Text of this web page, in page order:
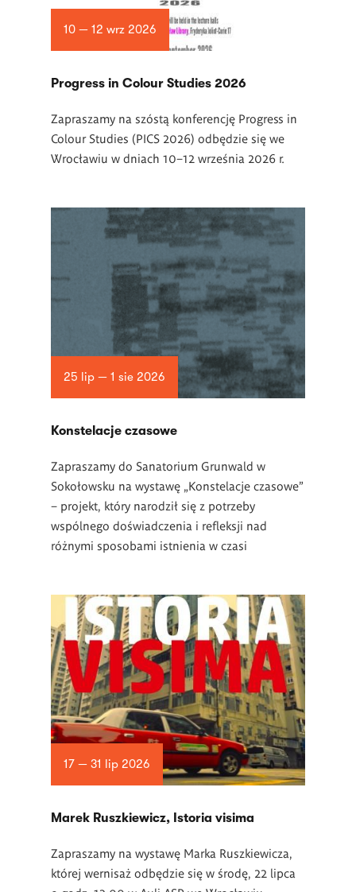
10 — 12 wrz 2026
Progress in Colour Studies 2026
Zapraszamy na szóstą konferencję Progress in
Colour Studies (PICS 2026) odbędzie się we
Wrocławiu w dniach 10–12 września 2026 r.
25 lip — 1 sie 2026
Konstelacje czasowe
Zapraszamy do Sanatorium Grunwald w
Sokołowsku na wystawę „Konstelacje czasowe”
– projekt, który narodził się z potrzeby
wspólnego doświadczenia i refleksji nad
różnymi sposobami istnienia w czasi
17 — 31 lip 2026
Marek Ruszkiewicz, Istoria visima
Zapraszamy na wystawę Marka Ruszkiewicza,
której wernisaż odbędzie się w środę, 22 lipca